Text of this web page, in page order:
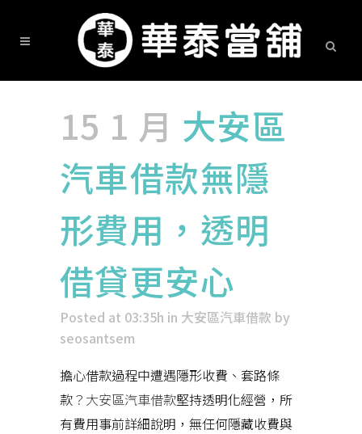
15 1 月 大安區
汽車借款無隱
形費用，透明
借貸更安心
Posted at 03:35h in 大安區汽車借款 by
seosantsem
擔心借款過程中遭遇隱形收費、套路條
款？大安區汽車借款堅持透明化經營，所
有費用事前詳細說明，無任何隱藏收費與